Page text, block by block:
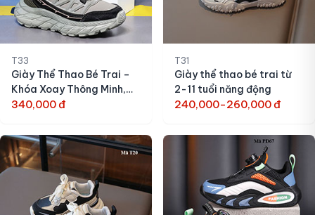
T33
Giày Thể Thao Bé Trai –
Khóa Xoay Thông Minh,
Siêu Nhẹ (4-12 Tuổi)
340,000 đ
T31
Giày thể thao bé trai từ
2-11 tuổi năng động
240,000-260,000 đ